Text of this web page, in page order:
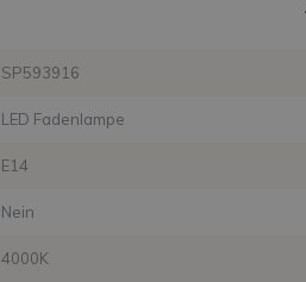
SP593916
LED Fadenlampe
E14
Nein
4000K